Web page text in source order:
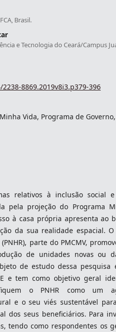
Brasil.
e Tecnologia do Ceará/Campus
8869.2019v8i3.p379-396
Vida, Programa de
relativos à inclusão social
pela projeção do Programa
à casa própria apresenta ao
da sua realidade espacial. O
parte do PMCMV,
de unidades novas ou
de estudo dessa pesquisa
e tem como objetivo geral
o PNHR como um
e o seu viés sustentável
dos seus beneficiários. Para
tendo como respondentes os